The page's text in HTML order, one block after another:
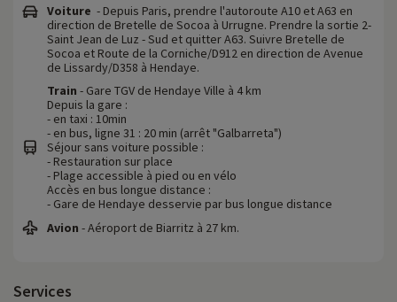
Voiture - Depuis Paris, prendre l'autoroute A10 et A63 en
direction de Bretelle de Socoa à Urrugne. Prendre la sortie 2-
Saint Jean de Luz - Sud et quitter A63. Suivre Bretelle de
Socoa et Route de la Corniche/D912 en direction de Avenue
de Lissardy/D358 à Hendaye.
Train - Gare TGV de Hendaye Ville à 4 km
Depuis la gare :
- en taxi : 10min
- en bus, ligne 31 : 20 min (arrêt "Galbarreta")
Séjour sans voiture possible :
- Restauration sur place
- Plage accessible à pied ou en vélo
Accès en bus longue distance :
- Gare de Hendaye desservie par bus longue distance
Avion - Aéroport de Biarritz à 27 km.
Services